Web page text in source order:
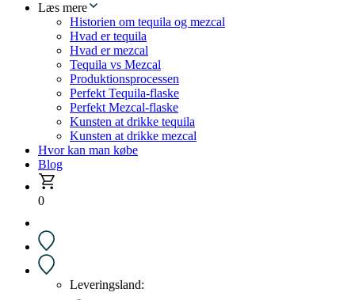
Læs mere
Historien om tequila og mezcal
Hvad er tequila
Hvad er mezcal
Tequila vs Mezcal
Produktionsprocessen
Perfekt Tequila-flaske
Perfekt Mezcal-flaske
Kunsten at drikke tequila
Kunsten at drikke mezcal
Hvor kan man købe
Blog
0
Leveringsland: